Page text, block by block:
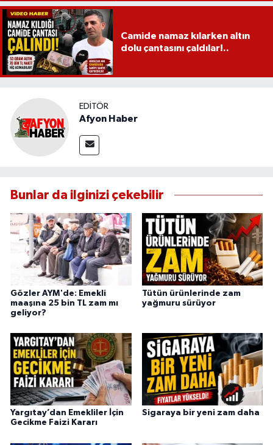
Camide namaz kılarken altın
dolu çantasını çaldılar!..
EDITÖR
Afyon Haber
Bunlar da ilginizi çekebilir
Gözler AYM'de: Emekli
maaşına 25 bin TL zam mı
geliyor?
Tütün ürünlerinde zam
yağmuru sürüyor
Yargıtay’dan Emekliler İçin
Gecikme Faizi Kararı
Sigaraya bir yeni zam daha